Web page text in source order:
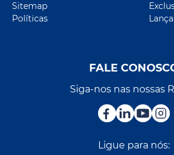
Sitemap
Políticas
FALE
Siga-nos nas nossas
Ligue para nós: